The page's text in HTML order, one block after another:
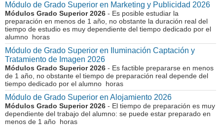
Módulo de Grado Superior en Marketing y Publicidad 2026
Módulos Grado Superior 2026 - Es posible estudiar la
preparación en menos de 1 año, no obstante la duración real del
tiempo de estudio es muy dependiente del tiempo dedicado por el
alumno horas
Módulo de Grado Superior en Iluminación Captación y
Tratamiento de Imagen 2026
Módulos Grado Superior 2026 - Es factible prepararse en menos
de 1 año, no obstante el tiempo de preparación real depende del
tiempo dedicado por el alumno horas
Módulo de Grado Superior en Alojamiento 2026
Módulos Grado Superior 2026 - El tiempo de preparación es muy
dependiente del trabajo del alumno: se puede estar preparado en
menos de 1 año horas